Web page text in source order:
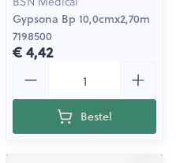
Gypsona Bp 10,0cmx2,70m
7198500
€ 4,42
Bestel